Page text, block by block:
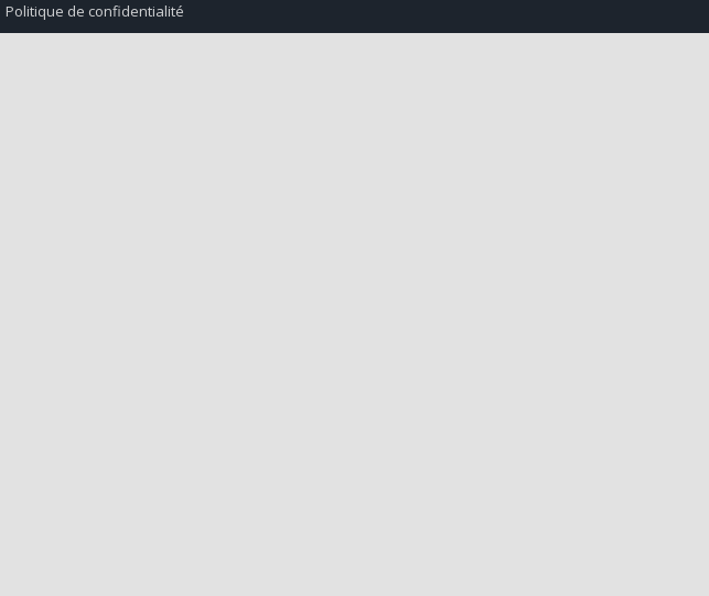
Politique de confidentialité